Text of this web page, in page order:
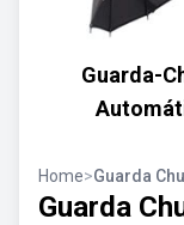
Guarda-
Home>Guarda
Guarda